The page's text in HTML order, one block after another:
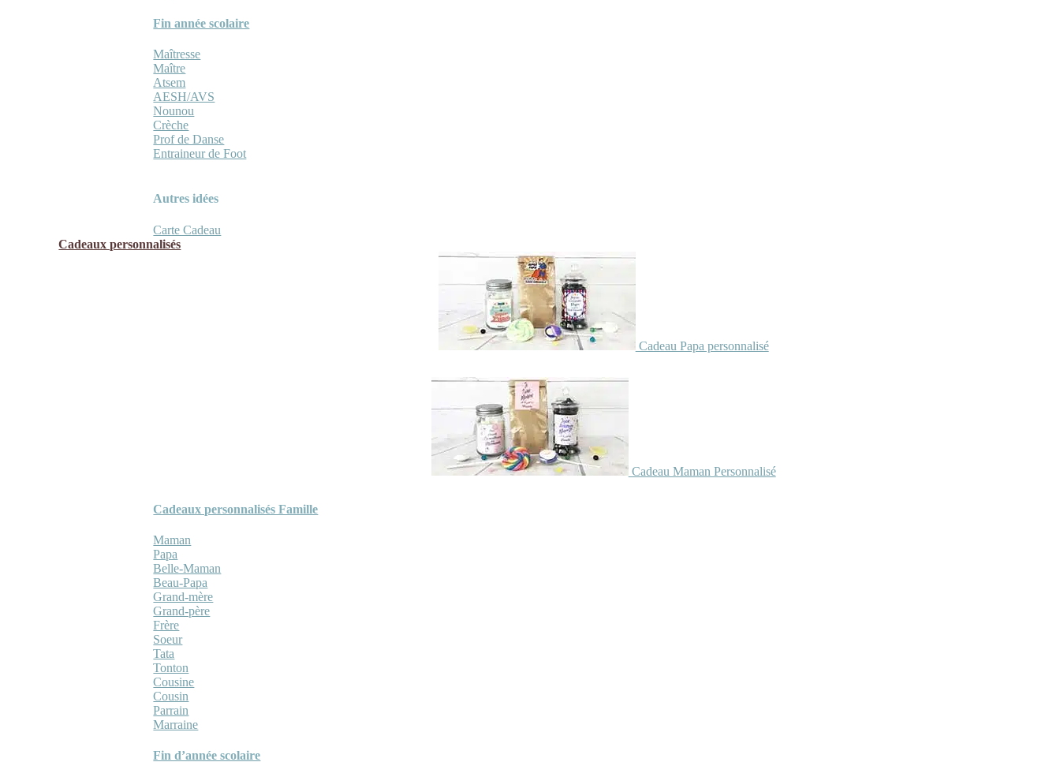
Fin année scolaire
Maîtresse
Maître
Atsem
AESH/AVS
Nounou
Crèche
Prof de Danse
Entraineur de Foot
Autres idées
Carte Cadeau
Cadeaux personnalisés
Cadeau Papa personnalisé
Cadeau Maman Personnalisé
Cadeaux personnalisés Famille
Maman
Papa
Belle-Maman
Beau-Papa
Grand-mère
Grand-père
Frère
Soeur
Tata
Tonton
Cousine
Cousin
Parrain
Marraine
Fin d’année scolaire